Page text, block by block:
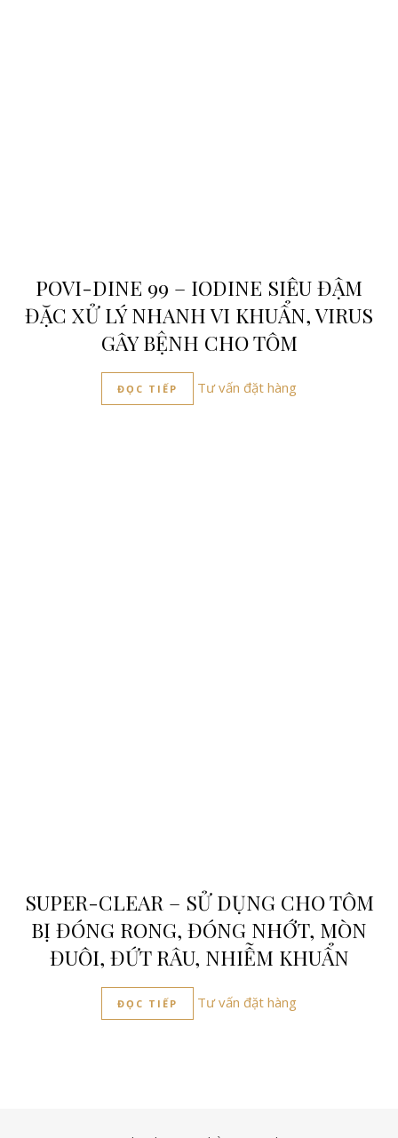
POVI-DINE 99 – IODINE SIÊU ĐẬM
ĐẶC XỬ LÝ NHANH VI KHUẨN, VIRUS
GÂY BỆNH CHO TÔM
ĐỌC TIẾP Tư vấn đặt hàng
SUPER-CLEAR – SỬ DỤNG CHO TÔM
BỊ ĐÓNG RONG, ĐÓNG NHỚT, MÒN
ĐUÔI, ĐỨT RÂU, NHIỄM KHUẨN
ĐỌC TIẾP Tư vấn đặt hàng